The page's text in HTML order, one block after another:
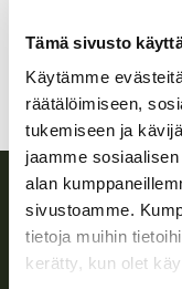
Tämä sivusto
Käytämme
räätälöimiseen,
tukemiseen ja
jaamme
alan
sivustoamme.
tietoja muihin
kerätty, kun olet
Suomen